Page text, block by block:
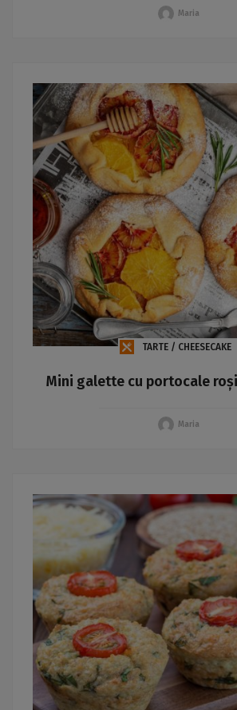
Maria
TARTE / CHEESECAKE
Mini galette cu portocale
Maria